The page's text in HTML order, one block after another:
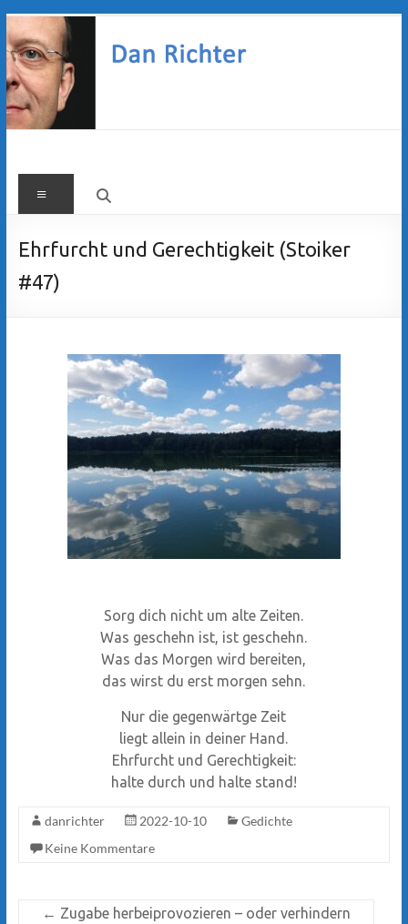
Zum
Inhalt
springen
Dan
Richter
Menü
Ehrfurcht und Gerechtigkeit (Stoiker
#47)
Sorg dich nicht um alte Zeiten.
Was geschehn ist, ist geschehn.
Was das Morgen wird bereiten,
das wirst du erst morgen sehn.
Nur die gegenwärtge Zeit
liegt allein in deiner Hand.
Ehrfurcht und Gerechtigkeit:
halte durch und halte stand!
danrichter 2022-10-10
Gedichte
Keine Kommentare
← Zugabe herbeiprovozieren – oder verhindern